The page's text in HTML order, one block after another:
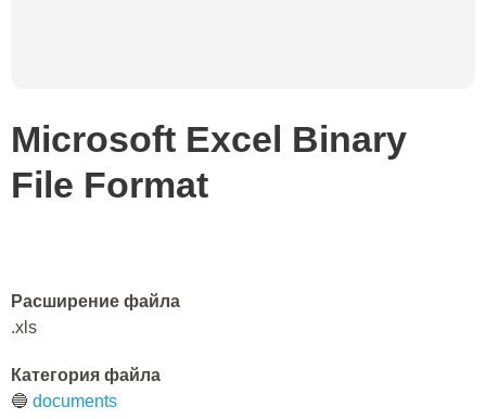
Microsoft Excel Binary
File Format
Расширение файла
.xls
Категория файла
🔵 documents